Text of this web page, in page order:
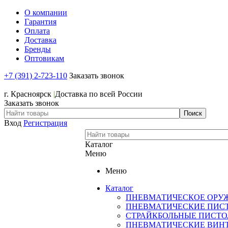
О компании
Гарантия
Оплата
Доставка
Бренды
Оптовикам
+7 (391) 2-723-110 Заказать звонок
г. Красноярск |Доставка по всей России
Заказать звонок
Вход Регистрация
Каталог
Меню
Меню
Каталог
ПНЕВМАТИЧЕСКОЕ
ПНЕВМАТИЧЕСКИЕ
СТРАЙКБОЛЬНЫЕ
ПНЕВМАТИЧЕСКИЕ